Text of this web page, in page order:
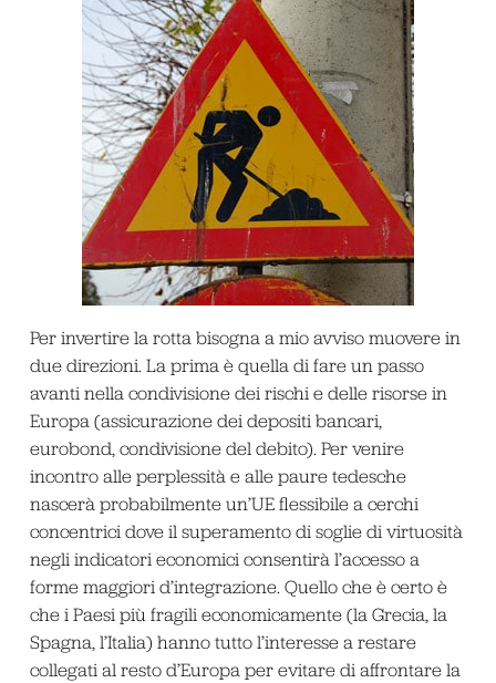
Per invertire la rotta bisogna a mio avviso muovere in
due direzioni. La prima è quella di fare un passo
avanti nella condivisione dei rischi e delle risorse in
Europa (assicurazione dei depositi bancari,
eurobond, condivisione del debito). Per venire
incontro alle perplessità e alle paure tedesche
nascerà probabilmente un’UE flessibile a cerchi
concentrici dove il superamento di soglie di virtuosità
negli indicatori economici consentirà l’accesso a
forme maggiori d’integrazione. Quello che è certo è
che i Paesi più fragili economicamente (la Grecia, la
Spagna, l’Italia) hanno tutto l’interesse a restare
collegati al resto d’Europa per evitare di affrontare la